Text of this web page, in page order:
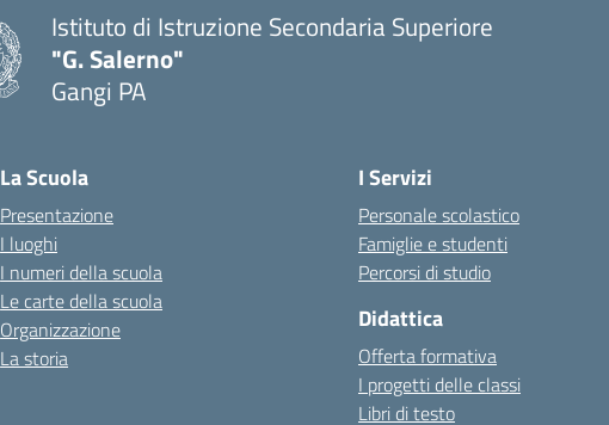
Istituto di Istruzione Secondaria Superiore
"G. Salerno"
Gangi PA
La Scuola
Presentazione
I luoghi
I numeri della scuola
Le carte della scuola
Organizzazione
La storia
I Servizi
Personale scolastico
Famiglie e studenti
Percorsi di studio
Didattica
Offerta formativa
I progetti delle classi
Libri di testo